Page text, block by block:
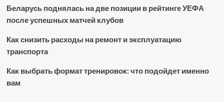
Беларусь поднялась на две позиции в рейтинге УЕФА
после успешных матчей клубов
Как снизить расходы на ремонт и эксплуатацию
транспорта
Как выбрать формат тренировок: что подойдет именно
вам